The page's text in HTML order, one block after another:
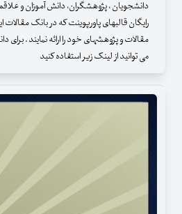
دانشجویان ، پژوهشگران، دانش آموزان و
رایگان قالبهای پاورپوینت که در بانک
مقالات و پژوهشهای خود را ارائه نمایند . برای
می توانید از لینک زیر استفاده کنید